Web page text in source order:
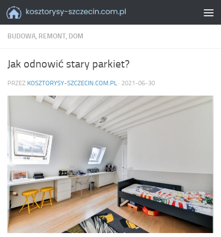
Skip to content
BUDOWA, REMONT, DOM
Jak odnowić stary parkiet?
PRZEZ KOSZTORYSY-SZCZECIN.COM.PL · 2021-06-30